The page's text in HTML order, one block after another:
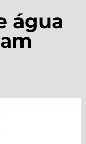
água